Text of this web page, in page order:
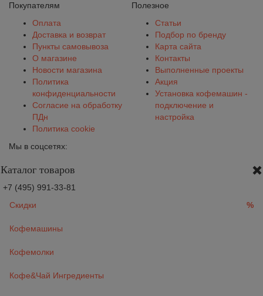
Покупателям
Оплата
Доставка и возврат
Пункты самовывоза
О магазине
Новости магазина
Политика
конфиденциальности
Согласие на обработку
ПДн
Политика cookie
Полезное
Статьи
Подбор по бренду
Карта сайта
Контакты
Выполненные проекты
Акция
Установка кофемашин -
подключение и
настройка
Мы в соцсетях:
Каталог товаров
+7 (495) 991-33-81
Скидки
%
Кофемашины
Кофемолки
Кофе&Чай Ингредиенты